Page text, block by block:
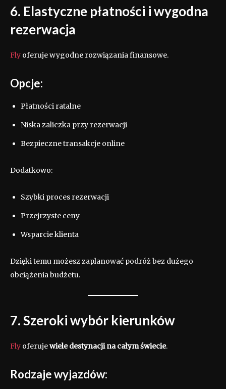
6. Elastyczne płatności i wygodna
rezerwacja
Fly oferuje wygodne rozwiązania finansowe.
Opcje:
Płatności ratalne
Niska zaliczka przy rezerwacji
Bezpieczne transakcje online
Dodatkowo:
Szybki proces rezerwacji
Przejrzyste ceny
Wsparcie klienta
Dzięki temu możesz zaplanować podróż bez dużego
obciążenia budżetu.
7. Szeroki wybór kierunków
Fly oferujewiele destynacji na całym świecie.
Rodzaje wyjazdów: